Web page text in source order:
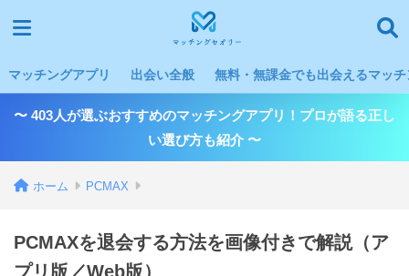
マッチングアプリ 出会い全般 無料・無課金でも出会えるマッ
〜 403人が選ぶおすすめのマッチングアプリ！プロが語る正し
い選び方も紹介 〜
ホーム PCMAX
PCMAXを退会する方法を画像付きで解説（ア
プリ版／Web版）